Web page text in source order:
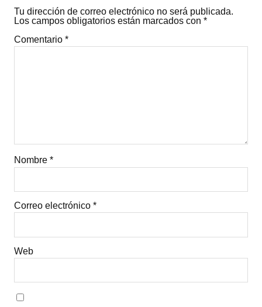
Tu dirección de correo electrónico no será publicada.
Los campos obligatorios están marcados con *
Comentario *
Nombre *
Correo electrónico *
Web